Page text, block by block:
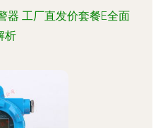
器 工厂直发价套餐E全面
析